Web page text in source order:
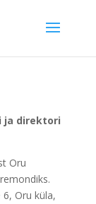
ja direktori
Oru
Oru küla,